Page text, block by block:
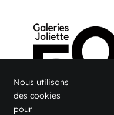
Nous utilisons
des cookies
pour